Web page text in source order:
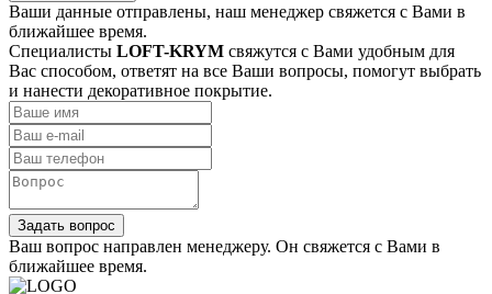
Ваши данные отправлены, наш менеджер свяжется с Вами в
ближайшее время.
Специалисты LOFT-KRYM свяжутся с Вами удобным для
Вас способом, ответят на все Ваши вопросы, помогут выбрать
и нанести декоративное покрытие.
Задать вопрос
Ваш вопрос направлен менеджеру. Он свяжется с Вами в
ближайшее время.